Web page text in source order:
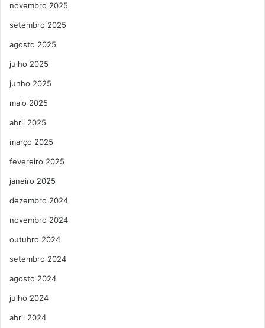
novembro 2025
setembro 2025
agosto 2025
julho 2025
junho 2025
maio 2025
abril 2025
março 2025
fevereiro 2025
janeiro 2025
dezembro 2024
novembro 2024
outubro 2024
setembro 2024
agosto 2024
julho 2024
abril 2024